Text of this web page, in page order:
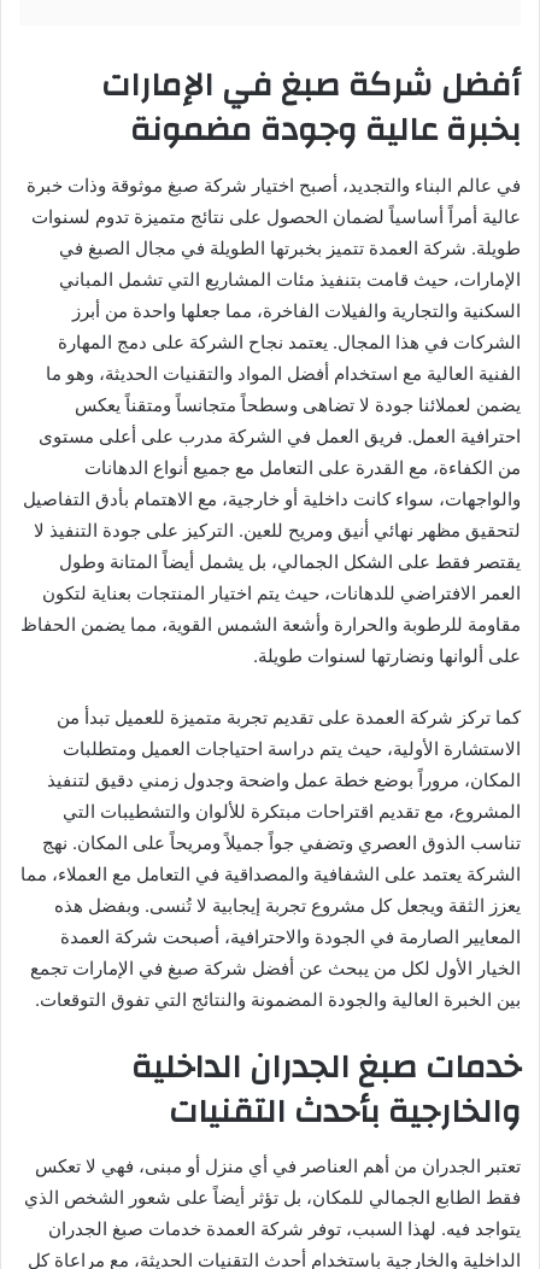
أفضل شركة صبغ في الإمارات
بخبرة عالية وجودة مضمونة
في عالم البناء والتجديد، أصبح اختيار شركة صبغ موثوقة وذات خبرة
عالية أمراً أساسياً لضمان الحصول على نتائج متميزة تدوم لسنوات
طويلة. شركة العمدة تتميز بخبرتها الطويلة في مجال الصبغ في
الإمارات، حيث قامت بتنفيذ مئات المشاريع التي تشمل المباني
السكنية والتجارية والفيلات الفاخرة، مما جعلها واحدة من أبرز
الشركات في هذا المجال. يعتمد نجاح الشركة على دمج المهارة
الفنية العالية مع استخدام أفضل المواد والتقنيات الحديثة، وهو ما
يضمن لعملائنا جودة لا تضاهى وسطحاً متجانساً ومتقناً يعكس
احترافية العمل. فريق العمل في الشركة مدرب على أعلى مستوى
من الكفاءة، مع القدرة على التعامل مع جميع أنواع الدهانات
والواجهات، سواء كانت داخلية أو خارجية، مع الاهتمام بأدق التفاصيل
لتحقيق مظهر نهائي أنيق ومريح للعين. التركيز على جودة التنفيذ لا
يقتصر فقط على الشكل الجمالي، بل يشمل أيضاً المتانة وطول
العمر الافتراضي للدهانات، حيث يتم اختيار المنتجات بعناية لتكون
مقاومة للرطوبة والحرارة وأشعة الشمس القوية، مما يضمن الحفاظ
على ألوانها ونضارتها لسنوات طويلة.
كما تركز شركة العمدة على تقديم تجربة متميزة للعميل تبدأ من
الاستشارة الأولية، حيث يتم دراسة احتياجات العميل ومتطلبات
المكان، مروراً بوضع خطة عمل واضحة وجدول زمني دقيق لتنفيذ
المشروع، مع تقديم اقتراحات مبتكرة للألوان والتشطيبات التي
تناسب الذوق العصري وتضفي جواً جميلاً ومريحاً على المكان. نهج
الشركة يعتمد على الشفافية والمصداقية في التعامل مع العملاء، مما
يعزز الثقة ويجعل كل مشروع تجربة إيجابية لا تُنسى. وبفضل هذه
المعايير الصارمة في الجودة والاحترافية، أصبحت شركة العمدة
الخيار الأول لكل من يبحث عن أفضل شركة صبغ في الإمارات تجمع
بين الخبرة العالية والجودة المضمونة والنتائج التي تفوق التوقعات.
خدمات صبغ الجدران الداخلية
والخارجية بأحدث التقنيات
تعتبر الجدران من أهم العناصر في أي منزل أو مبنى، فهي لا تعكس
فقط الطابع الجمالي للمكان، بل تؤثر أيضاً على شعور الشخص الذي
يتواجد فيه. لهذا السبب، توفر شركة العمدة خدمات صبغ الجدران
الداخلية والخارجية باستخدام أحدث التقنيات الحديثة، مع مراعاة كل